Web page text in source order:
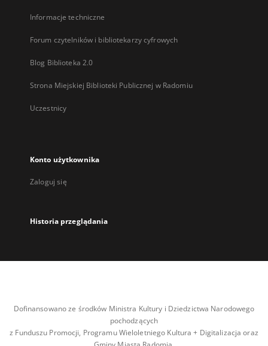
Informacje techniczne
Forum czytelników i bibliotekarzy cyfrowych
Blog Biblioteka 2.0
Strona Miejskiej Biblioteki Publicznej w Radomiu
Uczestnicy
Konto użytkownika
Zaloguj się
Historia przeglądania
Dofinansowano ze środków Ministra Kultury i Dziedzictwa Narodowego
pochodzących
z Funduszu Promocji, Programu Wieloletniego Kultura + Digitalizacja oraz